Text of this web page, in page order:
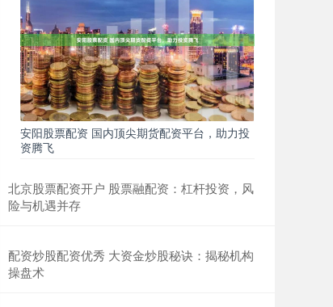
安阳股票配资 国内顶尖期货配资平台，助力投
资腾飞
北京股票配资开户 股票融配资：杠杆投资，风
险与机遇并存
配资炒股配资优秀 大资金炒股秘诀：揭秘机构
操盘术